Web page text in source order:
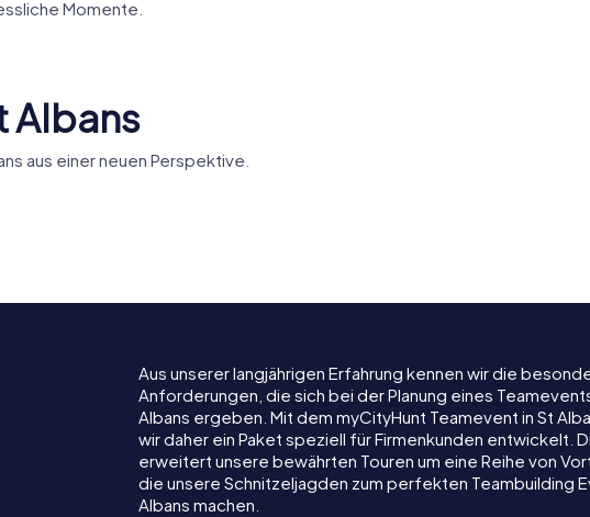
Momente.
Albans
aus einer neuen Perspektive.
Aus unserer langjährigen Erfahrung kennen wir die
Anforderungen, die sich bei der Planung eines
Albans ergeben. Mit dem myCityHunt Teamevent in St
wir daher ein Paket speziell für Firmenkunden entwickelt.
erweitert unsere bewährten Touren um eine Reihe von
die unsere Schnitzeljagden zum perfekten Teambuilding
Albans machen.